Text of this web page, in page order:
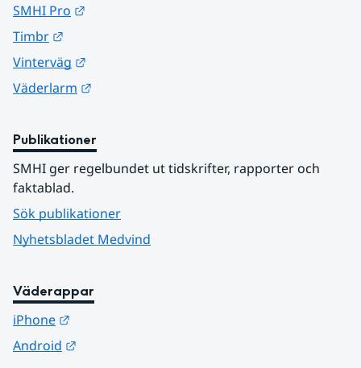
SMHI Pro
Timbr
Vinterväg
Väderlarm
Publikationer
SMHI ger regelbundet ut tidskrifter, rapporter och
faktablad.
Sök publikationer
Nyhetsbladet Medvind
Väderappar
iPhone
Android